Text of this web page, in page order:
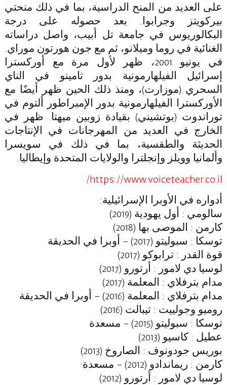
على العديد من المنح الدراسية، بما في ذلك منحتي
بيركويتز وجرابوا. بعد حصوله على درجة
البكالوريوس في جامعة تل أبيب، واصل دراساته
الغنائية في روما وميلانو، ثم مع جون هورتون موراي.
في يونيو 2001، ظهر لأول مرة مع أوركسترا
إسرائيل الفيلهارمونية بدور تامينو في
الناي
السحري (موزارت)، ومنذ ذلك الحين ظهر أيضًا مع
الأوركسترا الفيلهارمونية بدور الإمبراطور ألتوم في
توراندوت (بوتشيني) بقيادة زوبين ميهتا. ظهر في
الخارج في العديد من المهرجانات في الإنتاجات
الحديثة والطقسية، بما في ذلك في سويسرا
وألمانيا وويلز وإنجلترا والولايات المتحدة وإيطاليا.
https://www.voiceteacher.co.il/
أدواره في الأوبرا الإسرائيلية:
سالومي : أول يهودية (2019)
كارمن : الموصى بها (2018)
توسكا : سبوليتو (2017) – أوبرا في الحديقة
قوة القدر
: ترابوكو (2017)
لوسيا دي لامور
: أرتورو (2017)
مدام بترفلاي : المعلمة (2017)
مدام بترفلاي : المعلمة (2016) – أوبرا في الحديقة
روميو وجولييت : تيبالت (2016)
توسكا : سبوليتو (2015) – مسعدة
عطيل : كاسيو (2013)
بوريس جودونوف : الصاروخ (2013)
كارمن : ريماندادو (2012) – مسعدة
لوسيا دي لامور
: أرتورو (2012)